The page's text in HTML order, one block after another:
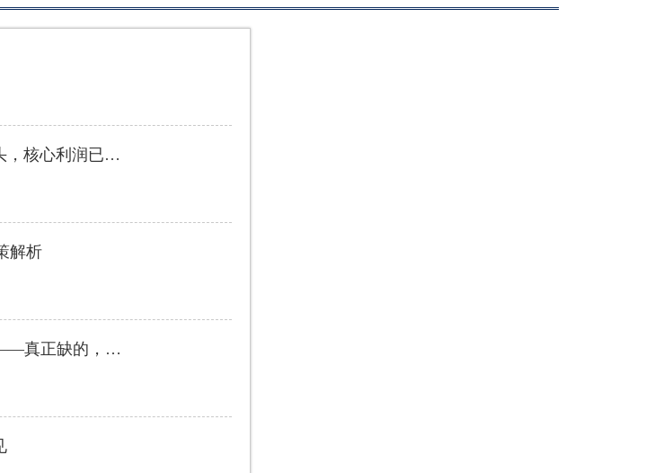
跟着“十五五”规划选专业丨为什么越来越多制造业巨头，核心利润已不在生产环节？
解析
跟着“十五五”规划选专业丨AI、机器人、新能源背后——真正缺的，不只是顶尖科学家